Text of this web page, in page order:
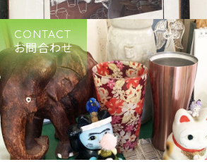
業務内容
朝食または夕食の調理・配膳等
雇用形態
CONTACT
お問合わせ